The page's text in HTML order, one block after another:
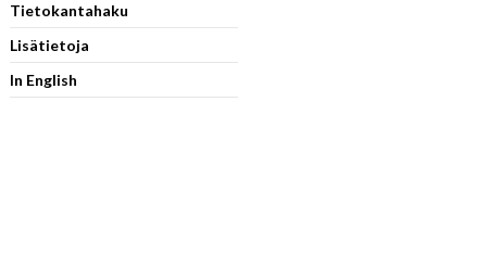
Tietokantahaku
Lisätietoja
In English